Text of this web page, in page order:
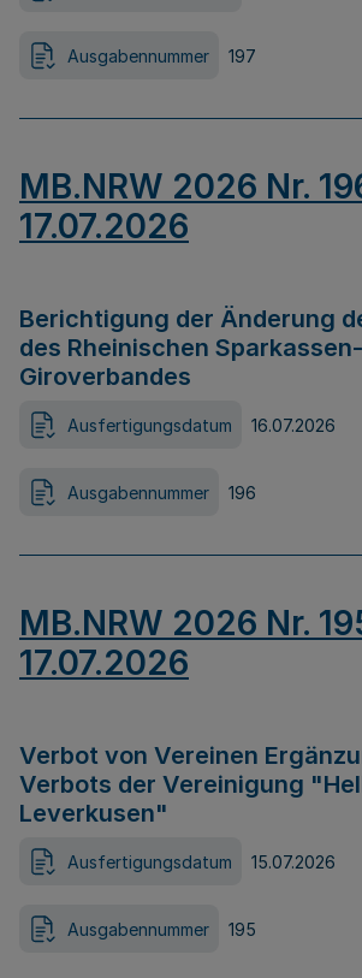
Ausgabennummer 197
MB.NRW 2026 Nr.
17.07.2026
Berichtigung der Änderung
des Rheinischen
Giroverbandes
Ausfertigungsdatum 16.07.2026
Ausgabennummer 196
MB.NRW 2026 Nr.
17.07.2026
Verbot von Vereinen
Verbots der Vereinigung
Leverkusen"
Ausfertigungsdatum 15.07.2026
Ausgabennummer 195